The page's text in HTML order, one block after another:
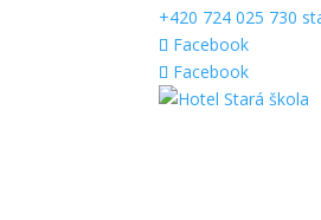
+420 724 025 730
Facebook
Facebook